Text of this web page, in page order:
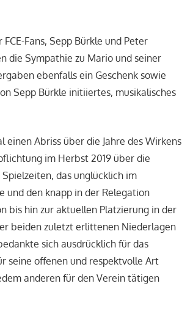
Fans, Sepp Bürkle und Peter
die Sympathie zu Mario und seiner
ebenfalls ein Geschenk sowie
Sepp Bürkle initiiertes, musikalisches
Abriss über die Jahre des Wirkens
im Herbst 2019 über die
das unglücklich im
und den knapp in der Relegation
bis hin zur aktuellen Platzierung in der
beiden zuletzt erlittenen Niederlagen
sich ausdrücklich für das
seine offenen und respektvolle Art
anderen für den Verein tätigen